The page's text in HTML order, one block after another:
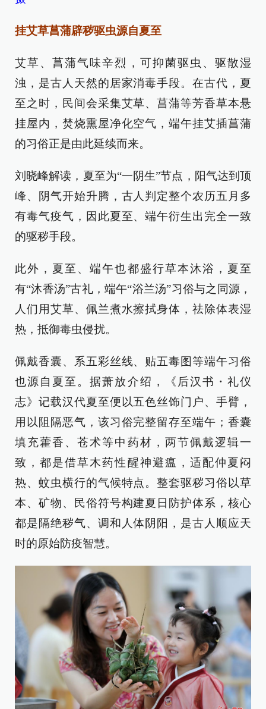
挂艾草菖蒲辟秽驱虫源自夏至
艾草、菖蒲气味辛烈，可抑菌驱虫、驱散湿
浊，是古人天然的居家消毒手段。在古代，夏
至之时，民间会采集艾草、菖蒲等芳香草本悬
挂屋内，焚烧熏屋净化空气，端午挂艾插菖蒲
的习俗正是由此延续而来。
刘晓峰解读，夏至为“一阴生”节点，阳气达到顶
峰、阴气开始升腾，古人判定整个农历五月多
有毒气疫气，因此夏至、端午衍生出完全一致
的驱秽手段。
此外，夏至、端午也都盛行草本沐浴，夏至
有“沐香汤”古礼，端午“浴兰汤”习俗与之同源，
人们用艾草、佩兰煮水擦拭身体，祛除体表湿
热，抵御毒虫侵扰。
佩戴香囊、系五彩丝线、贴五毒图等端午习俗
也源自夏至。据萧放介绍，《后汉书・礼仪
志》记载汉代夏至便以五色丝饰门户、手臂，
用以阻隔恶气，该习俗完整留存至端午；香囊
填充藿香、苍术等中药材，两节佩戴逻辑一
致，都是借草木药性醒神避瘟，适配仲夏闷
热、蚊虫横行的气候特点。整套驱秽习俗以草
本、矿物、民俗符号构建夏日防护体系，核心
都是隔绝秽气、调和人体阴阳，是古人顺应天
时的原始防疫智慧。